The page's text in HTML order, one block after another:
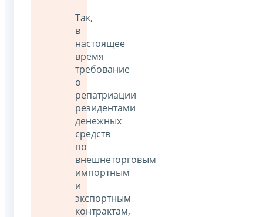
Так,
в
настоящее
время
требование
о
репатриации
резидентами
денежных
средств
по
внешнеторговым
импортным
и
экспортным
контрактам,